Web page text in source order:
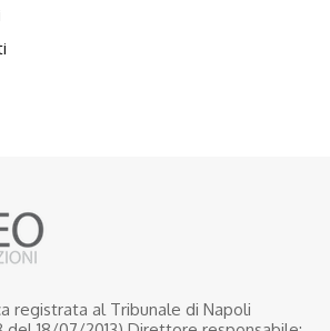
registrata al Tribunale di Napoli